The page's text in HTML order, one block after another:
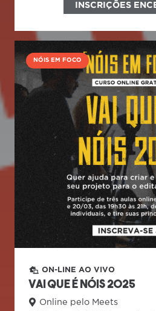
INSCRIÇÕES
NÓIS EM FOCO
ON-LINE AO VIVO
VAI QUE É NÓIS 2025
Online pelo Meets